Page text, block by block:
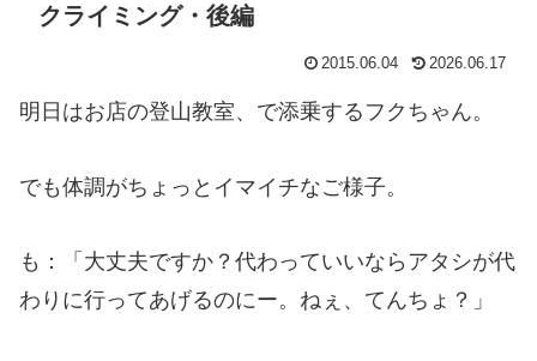
クライミング・後編
2015.06.04 2026.06.17
明日はお店の登山教室、で添乗するフクちゃん。
でも体調がちょっとイマイチなご様子。
も：「大丈夫ですか？代わっていいならアタシが代
わりに行ってあげるのにー。ねぇ、てんちょ？」